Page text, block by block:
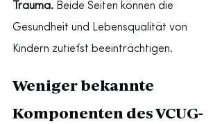
Trauma. Beide Seiten können die
Gesundheit und Lebensqualität von
Kindern zutiefst beeinträchtigen.
Weniger bekannte
Komponenten des VCUG-